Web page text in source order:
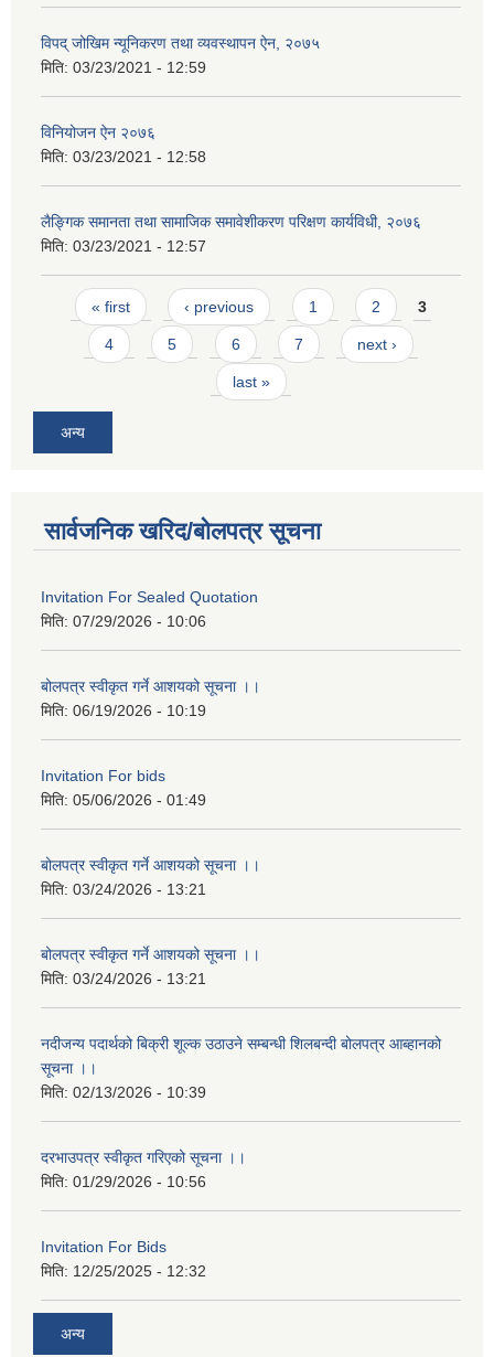
विपद् जोखिम न्यूनिकरण तथा व्यवस्थापन ऐन, २०७५
मिति: 03/23/2021 - 12:59
विनियोजन ऐन २०७६
मिति: 03/23/2021 - 12:58
लैङ्गिक समानता तथा सामाजिक समावेशीकरण परिक्षण कार्यविधी, २०७६
मिति: 03/23/2021 - 12:57
Pages
« first ‹ previous 1 2 3
4 5 6 7 next ›
last »
अन्य
सार्वजनिक खरिद/बोलपत्र सूचना
Invitation For Sealed Quotation
मिति: 07/29/2026 - 10:06
बोलपत्र स्वीकृत गर्ने आशयको सूचना ।।
मिति: 06/19/2026 - 10:19
Invitation For bids
मिति: 05/06/2026 - 01:49
बोलपत्र स्वीकृत गर्ने आशयको सूचना ।।
मिति: 03/24/2026 - 13:21
बोलपत्र स्वीकृत गर्ने आशयको सूचना ।।
मिति: 03/24/2026 - 13:21
नदीजन्य पदार्थको बिक्री शूल्क उठाउने सम्बन्धी शिलबन्दी बोलपत्र आब्हानको
सूचना ।।
मिति: 02/13/2026 - 10:39
दरभाउपत्र स्वीकृत गरिएको सूचना ।।
मिति: 01/29/2026 - 10:56
Invitation For Bids
मिति: 12/25/2025 - 12:32
अन्य